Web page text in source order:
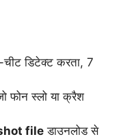
डिटेक्ट करता, 7
फोन स्लो या क्रैश
file डाउनलोड से